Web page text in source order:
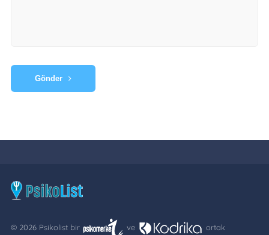
Gönder
© 2026 Psikolist bir ve ortak